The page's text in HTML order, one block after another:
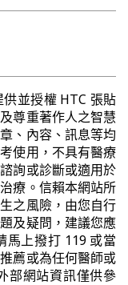
並授權 HTC 張貼
尊重著作人之智慧
、內容、訊息等均
使用，不具有醫療
詢或診斷或適用於
療。信賴本網站所
之風險，由您自行
及疑問，建議您應
馬上撥打 119 或當
薦或為任何醫師或
部網站資訊僅供參